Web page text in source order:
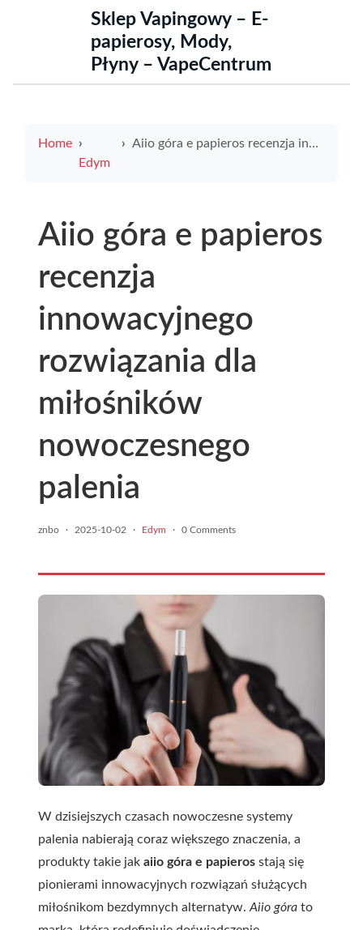
Sklep Vapingowy – E-
papierosy, Mody,
Płyny – VapeCentrum
Home
Edym
Aiio góra e papieros recenzja innowacyjnego rozwiązania dla miłośników nowoczesnego palenia
Aiio góra e papieros
recenzja
innowacyjnego
rozwiązania dla
miłośników
nowoczesnego
palenia
znbo · 2025-10-02 · Edym · 0 Comments
W dzisiejszych czasach nowoczesne systemy
palenia nabierają coraz większego znaczenia, a
produkty takie jak aiio góra e papieros stają się
pionierami innowacyjnych rozwiązań służących
miłośnikom bezdymnych alternatyw. Aiio góra to